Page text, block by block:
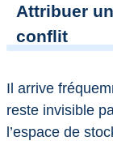
Attribuer
conflit
Il arrive
reste invisible
l’espace de